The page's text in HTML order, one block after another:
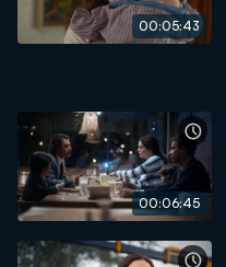
00:05:43
00:06:45